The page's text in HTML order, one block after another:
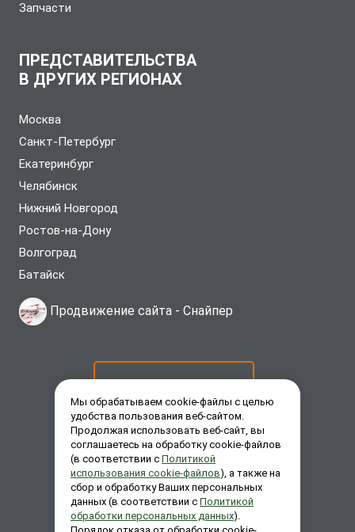
Запчасти
ПРЕДСТАВИТЕЛЬСТВА
В ДРУГИХ РЕГИОНАХ
Москва
Санкт-Петербург
Екатеринбург
Челябинск
Нижний Новгород
Ростов-на-Дону
Волгоград
Батайск
Продвижение сайта - Снайпер
ЗАКАЗАТЬ ЗВОНОК
ЗАДАТЬ ВОПРОС
Мы обрабатываем cookie-файлы с целью
удобства пользования веб-сайтом.
Продолжая использовать веб-сайт, вы
соглашаетесь на обработку cookie-файлов
(в соответствии с Политикой
использования cookie-файлов), а также на
сбор и обработку Ваших персональных
данных (в соответствии с Политикой
обработки персональных данных).